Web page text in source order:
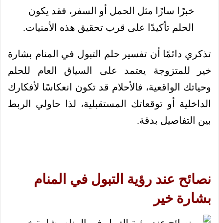
خبرًا سارًا مثل الحمل أو السفر، فقد يكون
الحلم تأكيدًا على قرب تحقيق هذه الأمنيات.
تذكري دائمًا أن تفسير حلم التبول في المنام بشارة
خير للمتزوجة يعتمد على السياق العام للحلم
وحياتك الواقعية، فالأحلام قد تكون انعكاسًا لأفكارك
الداخلية أو توقعاتك المستقبلية، لذا حاولي الربط
بين التفاصيل بدقة.
نصائح عند رؤية التبول في المنام
بشارة خير